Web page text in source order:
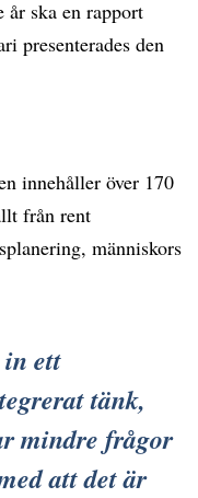
år ska en rapport
presenterades den
innehåller över 170
från rent
människors
ett
tänk,
mindre frågor
att det är